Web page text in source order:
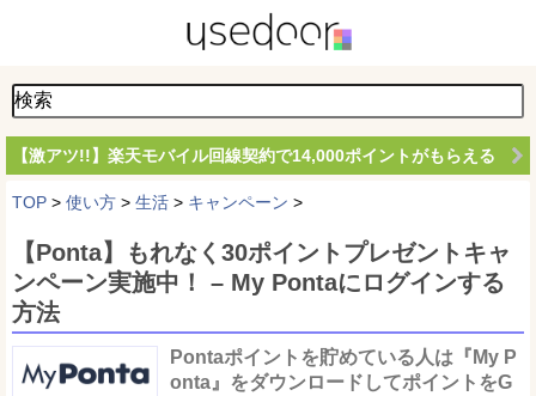
【激アツ!!】楽天モバイル回線契約で14,000ポイントがもらえる
TOP > 使い方 > 生活 > キャンペーン >
【Ponta】もれなく30ポイントプレゼントキャ
ンペーン実施中！ – My Pontaにログインする
方法
Pontaポイントを貯めている人は『My P
onta』をダウンロードしてポイントをG